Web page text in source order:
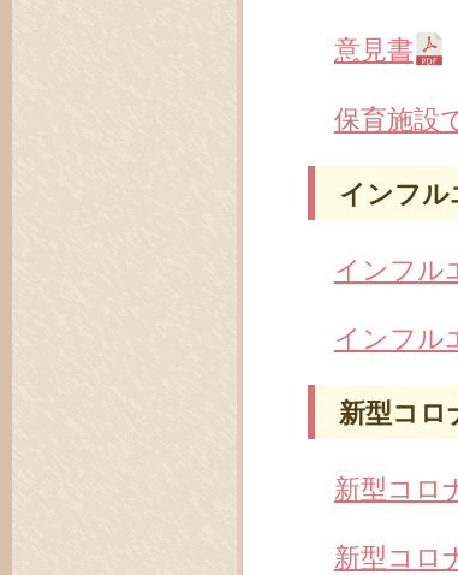
意見書
保育施設
インフル
インフル
インフル
新型コロ
新型コロ
新型コロ